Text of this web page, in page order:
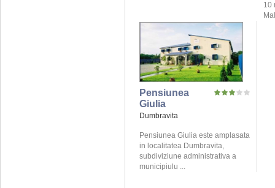
10
Pensiunea
Giulia
Dumbravita
Pensiunea Giulia este amplasata
in localitatea Dumbravita,
subdiviziune administrativa a
municipiulu ...